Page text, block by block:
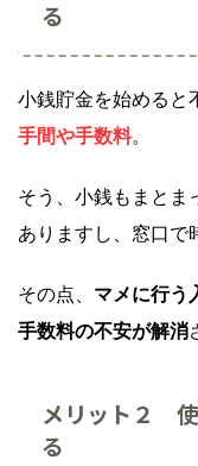
る
小銭貯金を始めると
手間や手数料。
そう、小銭もまとま
ありますし、窓口で
その点、 マメに行う
手数料の不安が解消
メリット２
る